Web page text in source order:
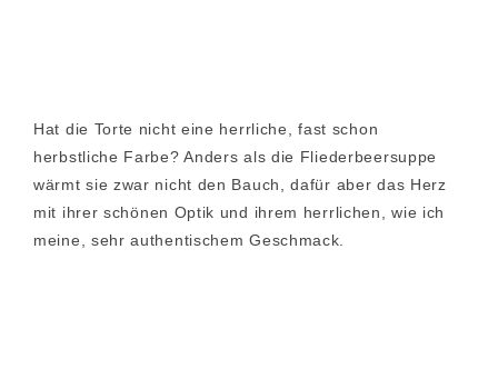
Hat die Torte nicht eine herrliche, fast schon
herbstliche Farbe? Anders als die Fliederbeersuppe
wärmt sie zwar nicht den Bauch, dafür aber das Herz
mit ihrer schönen Optik und ihrem herrlichen, wie ich
meine, sehr authentischem Geschmack.